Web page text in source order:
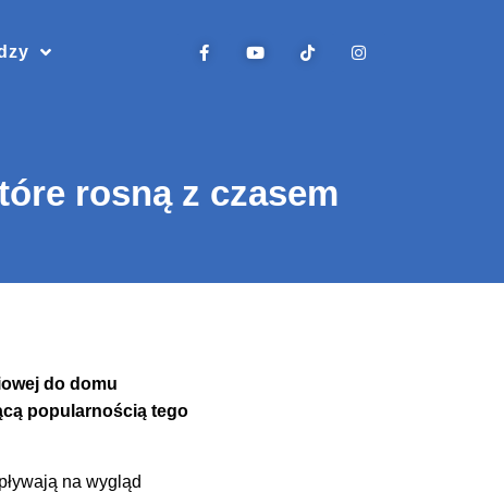
rosną z czasem
do domu
popularnością tego
na wygląd